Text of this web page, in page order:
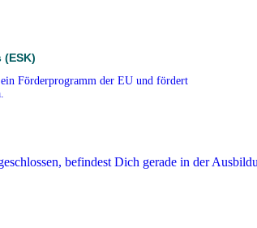
Förderprogramm der EU und fördert
befindest Dich gerade in der